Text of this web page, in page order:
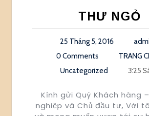
THƯ NGỎ
25 Tháng 5, 2016
0 Comments
TRANG
Uncategorized
3:25
Kính gửi Quý Khách hàng
nghiệp và Chủ đầu tư, Với